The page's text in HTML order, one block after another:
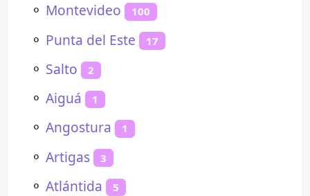
⚬ Montevideo 100
⚬ Punta del Este 17
⚬ Salto 2
⚬ Aiguá 1
⚬ Angostura 1
⚬ Artigas 3
⚬ Atlántida 5